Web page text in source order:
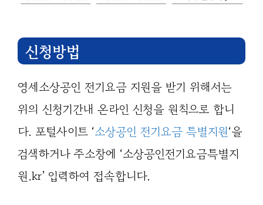
신청방법
영세소상공인 전기요금 지원을 받기 위해서는
위의 신청기간내 온라인 신청을 원칙으로 합니
다. 포털사이트 ‘소상공인 전기요금 특별지원‘을
검색하거나 주소창에 ‘소상공인전기요금특별지
원.kr’ 입력하여 접속합니다.